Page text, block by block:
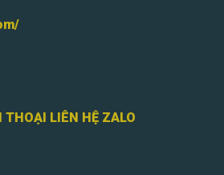
THOẠI LIÊN HỆ ZALO